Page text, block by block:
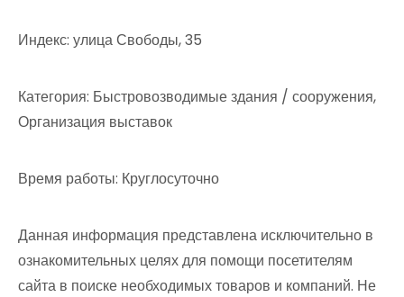
Индекс: улица Свободы, 35
Категория: Быстровозводимые здания / сооружения,
Организация выставок
Время работы: Круглосуточно
Данная информация представлена исключительно в
ознакомительных целях для помощи посетителям
сайта в поиске необходимых товаров и компаний. Не